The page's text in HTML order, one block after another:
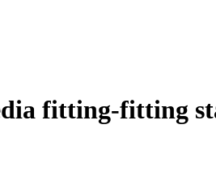
fitting-fitting